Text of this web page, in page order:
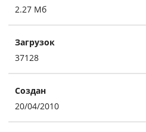
2.27 Мб
Загрузок
37128
Создан
20/04/2010